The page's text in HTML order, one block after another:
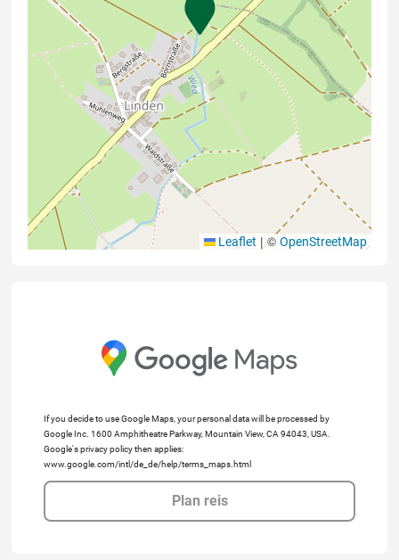
Leaflet |© OpenStreetMap
If you decide to use Google Maps, your personal data will be processed by
Google Inc. 1600 Amphitheatre Parkway, Mountain View, CA 94043, USA.
Google's privacy policy then applies:
www.google.com/intl/de_de/help/terms_maps.html
Plan reis